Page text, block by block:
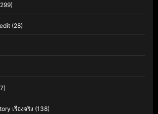
(28)
เรื่องจริง (138)